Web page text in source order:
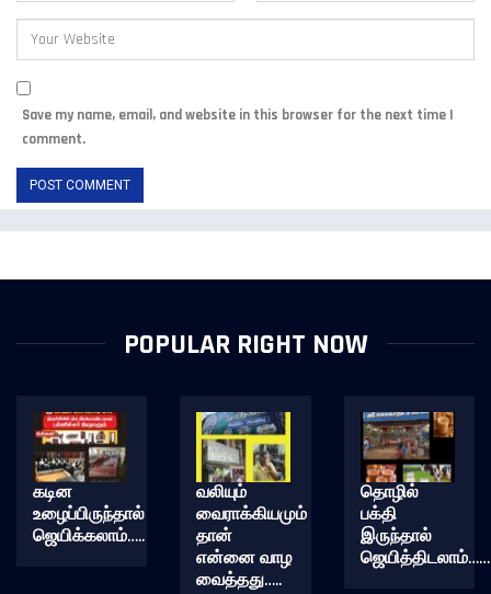
Save my name, email, and website in this browser for the next time I
comment.
POPULAR RIGHT NOW
கடின
உழைப்பிருந்தால்
ஜெயிக்கலாம்…..
வலியும்
வைராக்கியமும்
தான்
என்னை வாழ
வைத்தது…..
தொழில்
பக்தி
இருந்தால்